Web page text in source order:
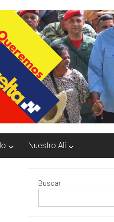
Nuestro Alí
Buscar